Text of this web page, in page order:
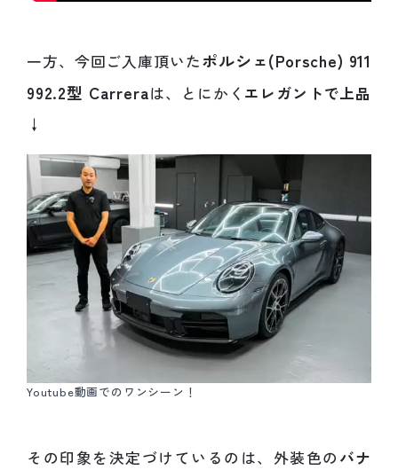
一方、今回ご入庫頂いたポルシェ(Porsche) 911
992.2型 Carreraは、とにかく エレガントで上品
↓
Youtube動画でのワンシーン！
その印象を決定づけているのは、外装色の バナ